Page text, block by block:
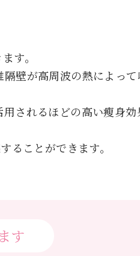
す。
壁が高周波の熱によって
されるほどの高い瘦身効
ことができます。
す